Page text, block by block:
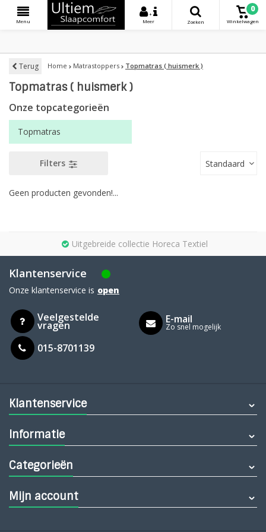
Menu
+
Meer
Zoeken
0
Winkelwagen
Terug Home Matrastoppers Topmatras ( huismerk )
Topmatras ( huismerk )
Onze topcategorieën
Topmatras
Filters Standaard
Geen producten gevonden!...
Uitgebreide collectie Horeca Textiel
Klantenservice
Onze klantenservice is open
Veelgestelde
vragen
015-8701139
E-mail
Zo snel mogelijk
Klantenservice
Informatie
Categorieën
Mijn account